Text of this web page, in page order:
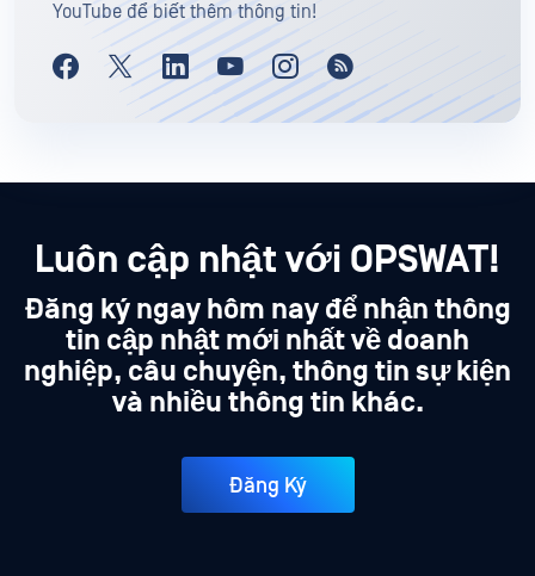
YouTube để biết thêm thông tin!
Luôn cập nhật với OPSWAT!
Đăng ký ngay hôm nay để nhận thông
tin cập nhật mới nhất về doanh
nghiệp, câu chuyện, thông tin sự kiện
và nhiều thông tin khác.
Đăng Ký